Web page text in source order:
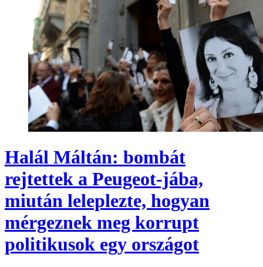
Halál Máltán: bombát
rejtettek a Peugeot-jába,
miután leleplezte, hogyan
mérgeznek meg korrupt
politikusok egy országot